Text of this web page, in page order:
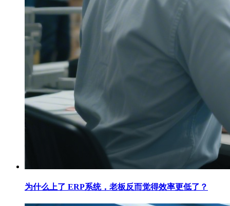
为什么上了 ERP系统，老板反而觉得效率更低了？